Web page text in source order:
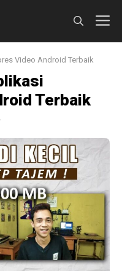
Video Android Terbaik
Terbaik